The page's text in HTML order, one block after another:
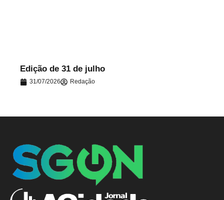
Edição de 31 de julho
31/07/2026 Redação